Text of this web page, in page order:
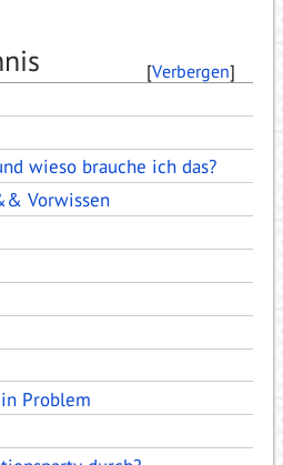
[Verbergen]
wieso brauche ich das?
Vorwissen
Problem